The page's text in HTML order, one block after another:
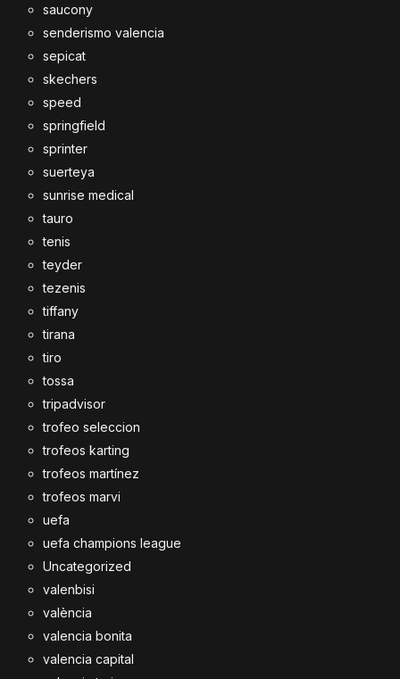
saucony
senderismo valencia
sepicat
skechers
speed
springfield
sprinter
suerteya
sunrise medical
tauro
tenis
teyder
tezenis
tiffany
tirana
tiro
tossa
tripadvisor
trofeo seleccion
trofeos karting
trofeos martínez
trofeos marvi
uefa
uefa champions league
Uncategorized
valenbisi
valència
valencia bonita
valencia capital